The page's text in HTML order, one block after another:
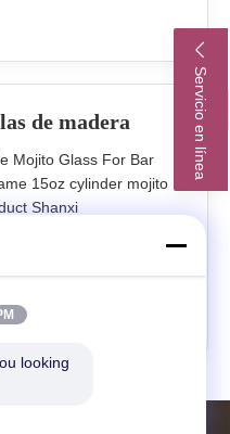
Servicio en línea
de madera
Mojito Glass For Bar
15oz cylinder mojito
Shanxi
Size diameter 65mm,
looking